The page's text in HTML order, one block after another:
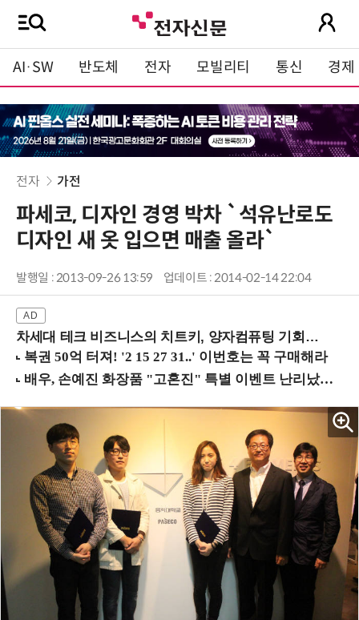
AI·SW 반도체 전자 모빌리티 통신 경제
전자 가전
파세코, 디자인 경영 박차 `석유난로도
디자인 새 옷 입으면 매출 올라`
발행일 : 2013-09-26 13:59 업데이트 : 2014-02-14 22:04
차세대 테크 비즈니스의 치트키, 양자컴퓨팅 기회를 선점하라! (8/28 강남역)